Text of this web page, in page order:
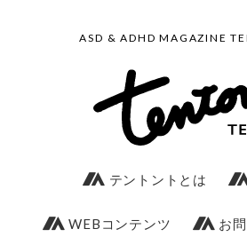
ASD & ADHD MAGAZINE
テントントとは
WEBコンテンツ お